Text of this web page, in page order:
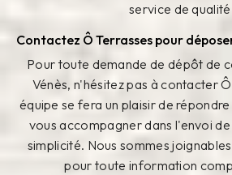
service de
Contactez Ô Terrasses pour
Pour toute demande de dépôt de
Vénès, n'hésitez pas à contacter
équipe se fera un plaisir de
vous accompagner dans l'envoi
simplicité. Nous sommes
pour toute information